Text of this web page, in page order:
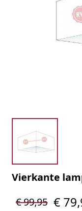
Vierkante
€ 99,95 €